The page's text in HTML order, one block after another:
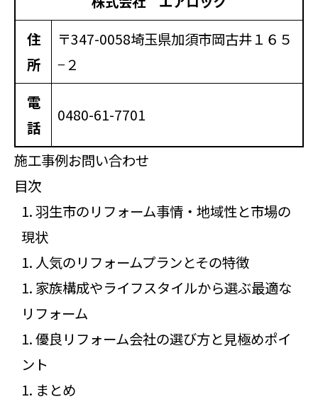
住
所
〒347-0058埼玉県加須市岡古井１６５
−２
電
話
0480-61-7701
施工事例お問い合わせ
目次
羽生市のリフォーム事情・地域性と市場の
現状
人気のリフォームプランとその特徴
家族構成やライフスタイルから選ぶ最適な
リフォーム
優良リフォーム会社の選び方と見極めポイ
ント
まとめ